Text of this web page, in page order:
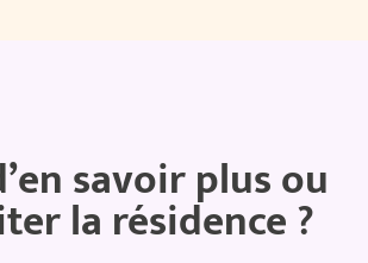
savoir plus ou
la résidence ?